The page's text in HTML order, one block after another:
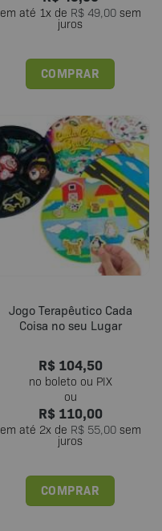
em até 1x de R$49,00sem
juros
COMPRAR
Este
tem
várias
variantes.
As
opções
podem
ser
escolhidas
na
página
produto
Jogo Terapêutico Cada
Coisa no seu Lugar
R$104,50
R$110,00
em até 2x de R$55,00sem
juros
COMPRAR